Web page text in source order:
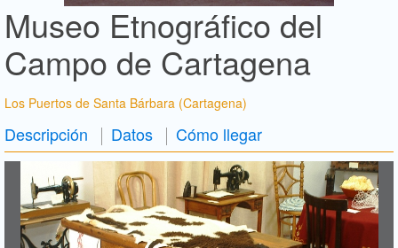
Museo Etnográfico del
Campo de Cartagena
Los Puertos de Santa Bárbara (Cartagena)
Descripción Datos Cómo llegar